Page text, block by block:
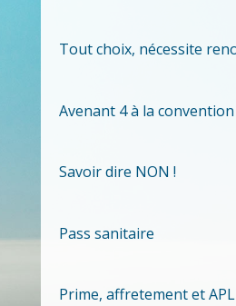
Tout choix, nécessite
Avenant 4 à la
Savoir dire NON !
Pass sanitaire
Prime, affretement et